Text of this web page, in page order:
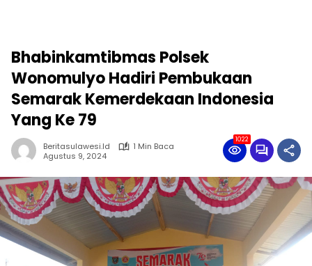
Bhabinkamtibmas Polsek
Wonomulyo Hadiri Pembukaan
Semarak Kemerdekaan Indonesia
Yang Ke 79
Beritasulawesi.id
1 Min Baca
Agustus 9, 2024
1022